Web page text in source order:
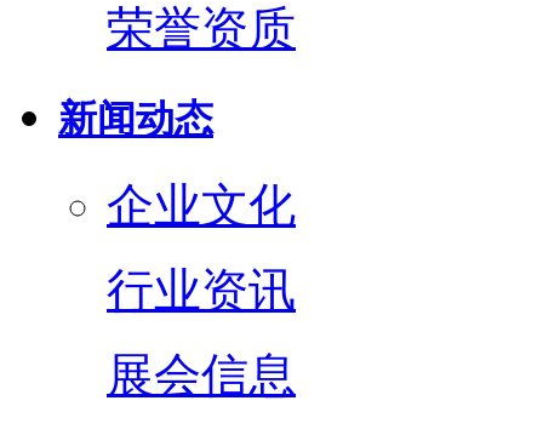
荣誉资质
新闻动态
企业文化
行业资讯
展会信息